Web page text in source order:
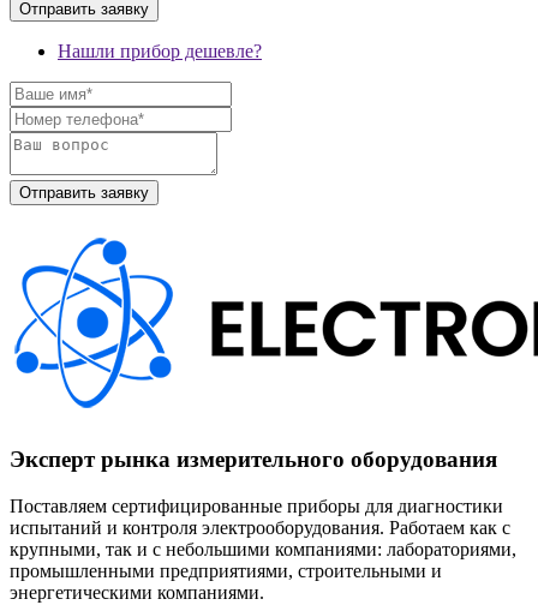
Нашли прибор дешевле?
Эксперт рынка измерительного оборудования
Поставляем сертифицированные приборы для диагностики
испытаний и контроля электрооборудования. Работаем как с
крупными, так и с небольшими компаниями: лабораториями,
промышленными предприятиями, строительными и
энергетическими компаниями.